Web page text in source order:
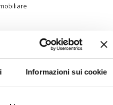
Informazioni sui cookie
Cerca